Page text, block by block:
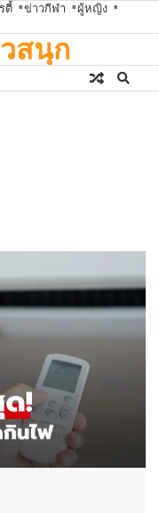
ตี้ ข่าวกีฬา
ผู้หญิง
สนุก